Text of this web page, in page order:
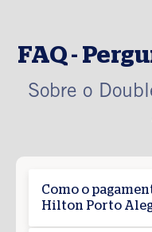
FAQ -
Sobre o
Como o
Hilton Porto